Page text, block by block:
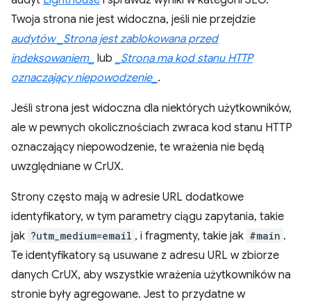
Twoja strona nie jest widoczna, jeśli nie przejdzie
audytów _Strona jest zablokowana przed
indeksowaniem_ lub
_Strona ma kod stanu HTTP
oznaczający niepowodzenie_ .
Jeśli strona jest widoczna dla niektórych użytkowników,
ale w pewnych okolicznościach zwraca kod stanu HTTP
oznaczający niepowodzenie, te wrażenia nie będą
uwzględniane w CrUX.
Strony często mają w adresie URL dodatkowe
identyfikatory, w tym parametry ciągu zapytania, takie
jak ?utm_medium=email , i fragmenty, takie jak #main .
Te identyfikatory są usuwane z adresu URL w zbiorze
danych CrUX, aby wszystkie wrażenia użytkowników na
stronie były agregowane. Jest to przydatne w